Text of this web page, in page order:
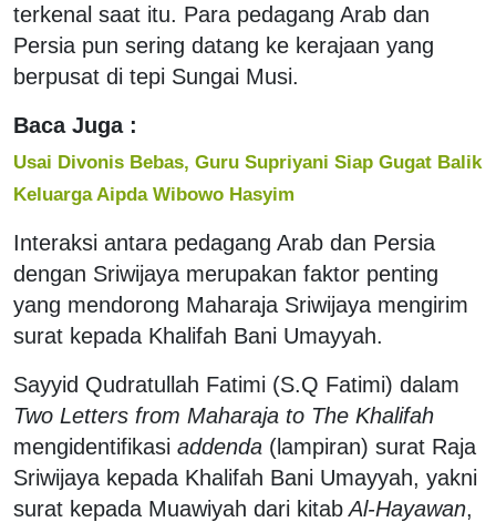
terkenal saat itu. Para pedagang Arab dan
Persia pun sering datang ke kerajaan yang
berpusat di tepi Sungai Musi.
Baca Juga :
Usai Divonis Bebas, Guru Supriyani Siap Gugat Balik
Keluarga Aipda Wibowo Hasyim
Interaksi antara pedagang Arab dan Persia
dengan Sriwijaya merupakan faktor penting
yang mendorong Maharaja Sriwijaya mengirim
surat kepada Khalifah Bani Umayyah.
Sayyid Qudratullah Fatimi (S.Q Fatimi) dalam
Two Letters from Maharaja to The Khalifah
mengidentifikasi addenda (lampiran) surat Raja
Sriwijaya kepada Khalifah Bani Umayyah, yakni
surat kepada Muawiyah dari kitabAl-Hayawan,